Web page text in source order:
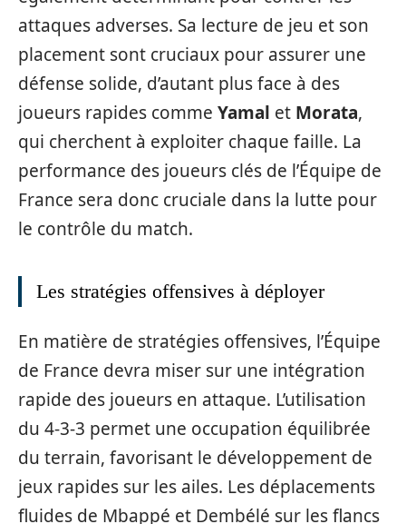
attaques adverses. Sa lecture de jeu et son
placement sont cruciaux pour assurer une
défense solide, d’autant plus face à des
joueurs rapides comme Yamal et Morata,
qui cherchent à exploiter chaque faille. La
performance des joueurs clés de l’Équipe de
France sera donc cruciale dans la lutte pour
le contrôle du match.
Les stratégies offensives à déployer
En matière de stratégies offensives, l’Équipe
de France devra miser sur une intégration
rapide des joueurs en attaque. L’utilisation
du 4-3-3 permet une occupation équilibrée
du terrain, favorisant le développement de
jeux rapides sur les ailes. Les déplacements
fluides de Mbappé et Dembélé sur les flancs